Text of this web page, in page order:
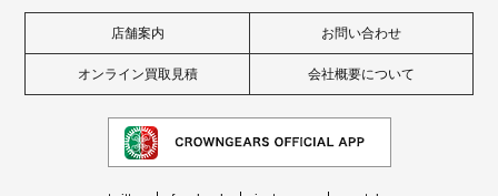
店舗案内 お問い合わせ
オンライン買取見積 会社概要について